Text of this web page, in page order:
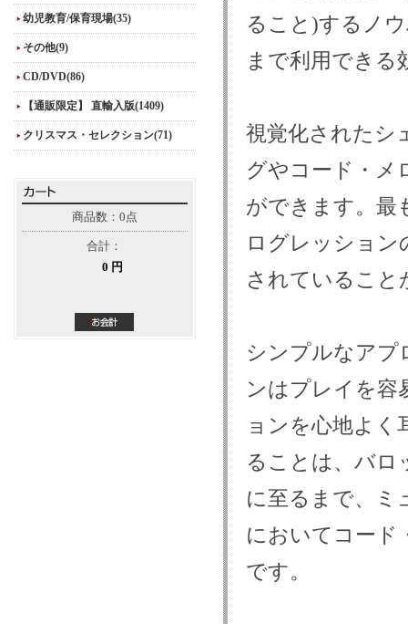
幼児教育/保育現場(35)
その他(9)
CD/DVD(86)
【通販限定】 直輸入版(1409)
クリスマス・セレクション(71)
商品数：0点
合計：
0 円
ること)するノ
まで利用できる
視覚化されたシ
グやコード・メ
ができます。最
ログレッション
されていること
シンプルなアプ
ンはプレイを容
ョンを心地よく
ることは、バロ
に至るまで、ミ
においてコード
です。